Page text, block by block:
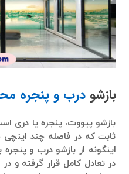
بازشو درب و پنجره
بازشو پیووت، پنجره یا
ثابت که در فاصله چند اینچی
اینگونه از بازشو درب و
در تعادل کامل قرار گرفته و